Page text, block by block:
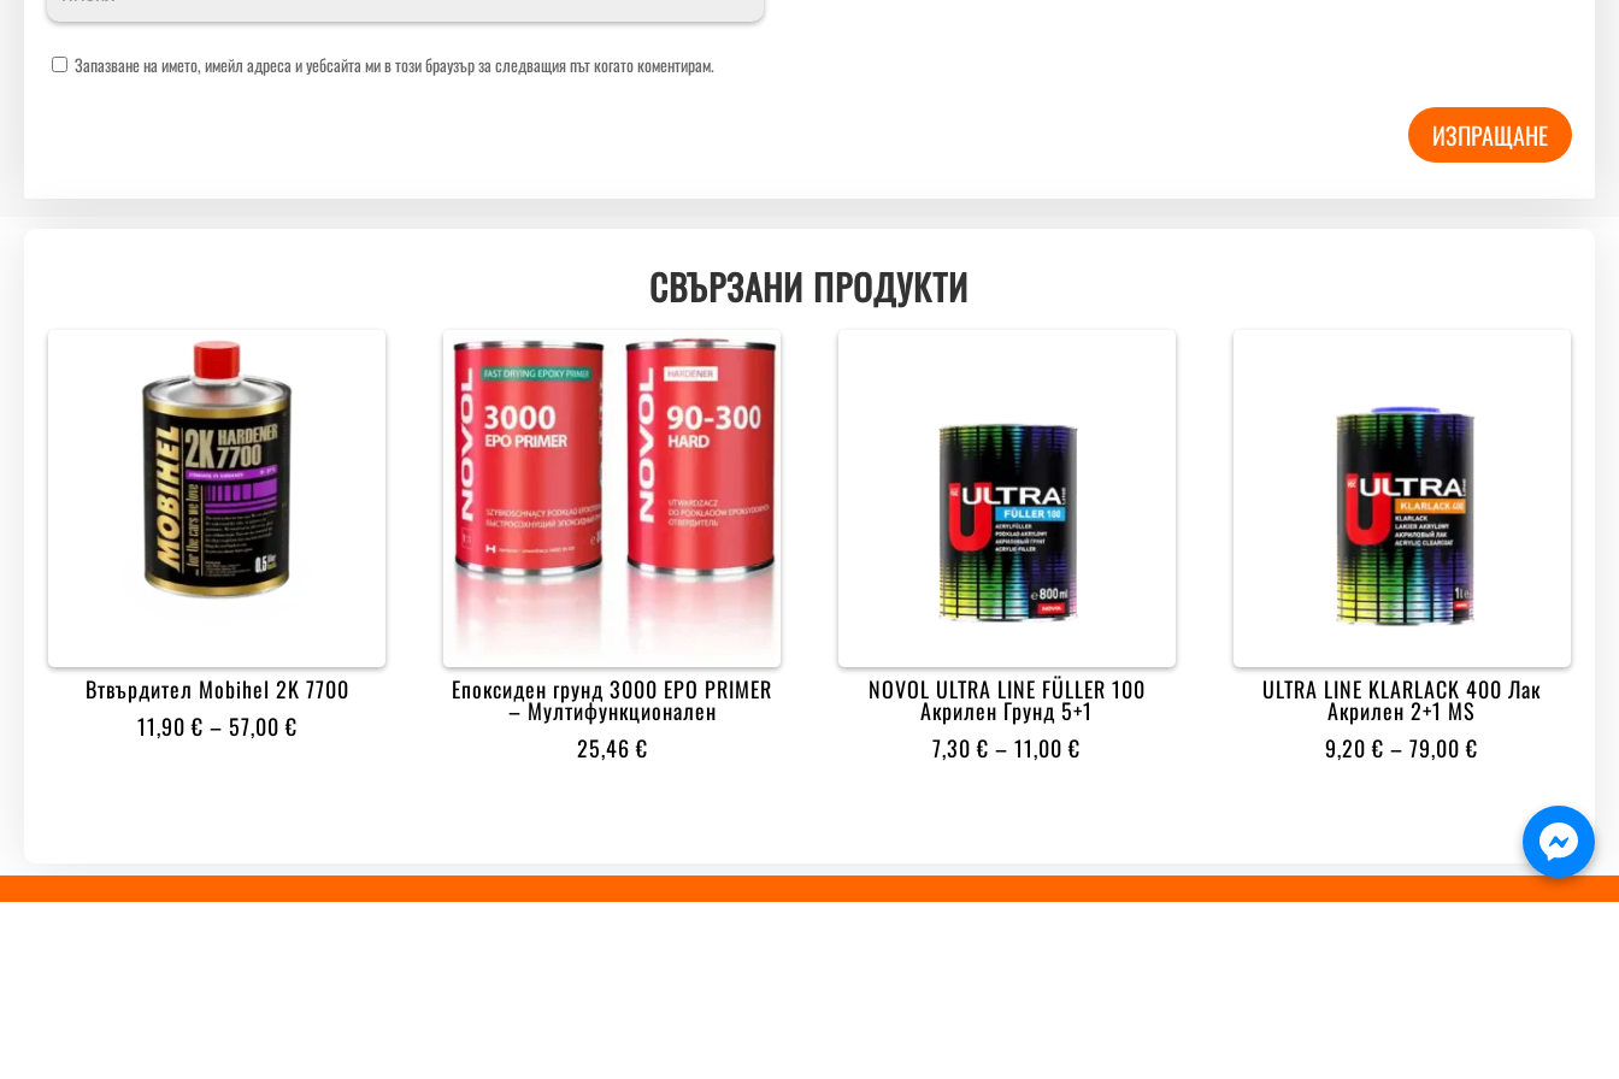
Запазване на името, имейл адреса и уебсайта ми в този браузър за следващия път когато коментирам.
ИЗПРАЩАНЕ
СВЪРЗАНИ ПРОДУКТИ
Втвърдител Mobihel 2K 7700
11,90€ – 57,00€PRICE
Епоксиден грунд 3000 EPO PRIMER
– Мултифункционален
25,46€
NOVOL ULTRA LINE FÜLLER 100
Акрилен Грунд 5+1
7,30€ – 11,00€
11,00 €
ULTRA LINE KLARLACK 400 Лак
Акрилен 2+1 MS
9,20€ – 79,00€
9,20 €
THROUGH
79,00 €